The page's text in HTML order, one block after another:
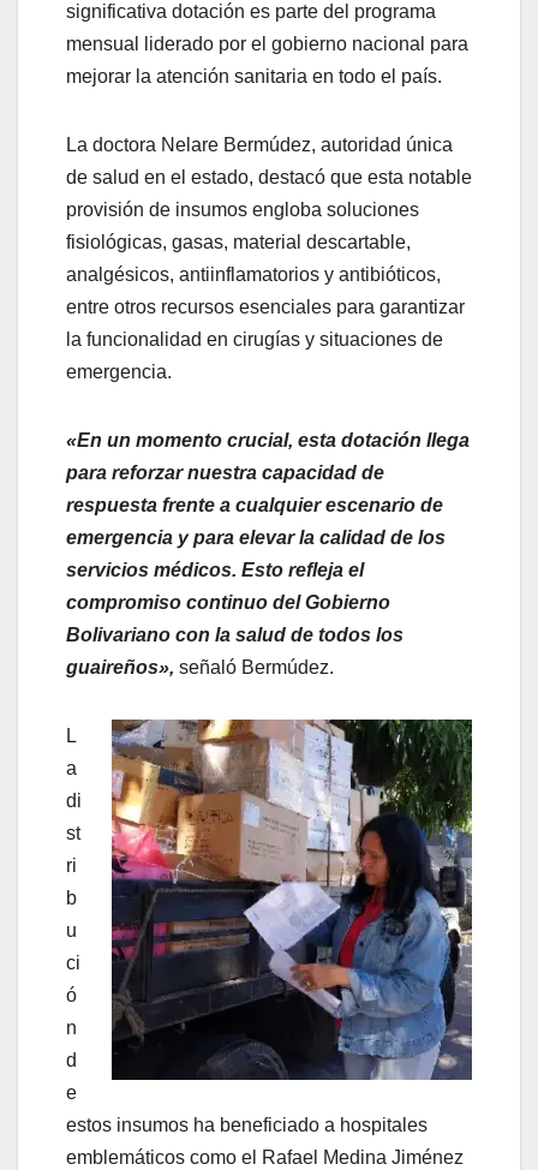
significativa dotación es parte del programa
mensual liderado por el gobierno nacional para
mejorar la atención sanitaria en todo el país.
La doctora Nelare Bermúdez, autoridad única
de salud en el estado, destacó que esta notable
provisión de insumos engloba soluciones
fisiológicas, gasas, material descartable,
analgésicos, antiinflamatorios y antibióticos,
entre otros recursos esenciales para garantizar
la funcionalidad en cirugías y situaciones de
emergencia.
«En un momento crucial, esta dotación llega
para reforzar nuestra capacidad de
respuesta frente a cualquier escenario de
emergencia y para elevar la calidad de los
servicios médicos. Esto refleja el
compromiso continuo del Gobierno
Bolivariano con la salud de todos los
guaireños», señaló Bermúdez.
L
a
di
st
ri
b
u
ci
ó
n
d
e
estos insumos ha beneficiado a hospitales
emblemáticos como el Rafael Medina Jiménez